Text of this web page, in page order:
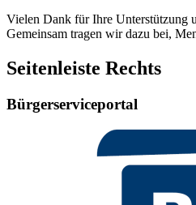
Vielen Dank für Ihre Unterstützung
Gemeinsam tragen wir dazu bei,
Seitenleiste Rechts
Bürgerserviceportal